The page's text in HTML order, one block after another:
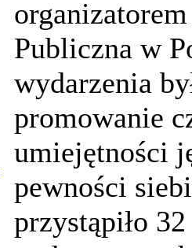
Publiczna w
wydarzenia
promowanie
umiejętności
pewności
przystąpiło